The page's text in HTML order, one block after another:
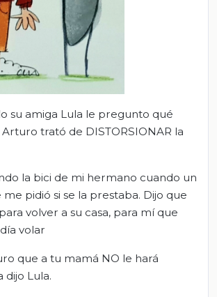
su amiga Lula le pregunto qué
trató de DISTORSIONAR la
la bici de mi hermano cuando un
pidió si se la prestaba. Dijo que
volver a su casa, para mí que
volar
que a tu mamá NO le hará
dijo Lula.